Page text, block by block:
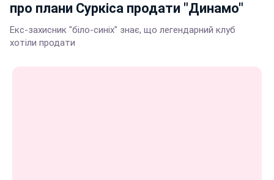
про плани Суркіса продати "Динамо"
Екс-захисник "біло-синіх" знає, що легендарний клуб
хотіли продати